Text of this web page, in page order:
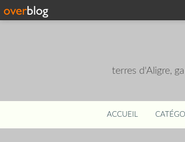
terres d'Aligre,
ACCUEIL